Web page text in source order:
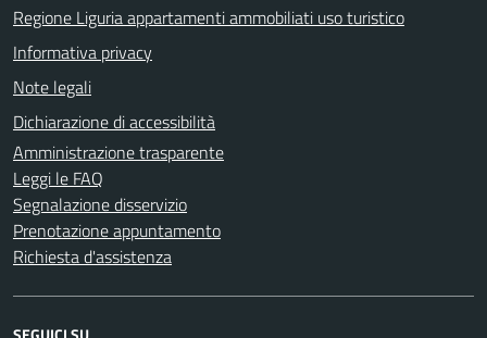
Regione Liguria appartamenti ammobiliati uso turistico
Informativa privacy
Note legali
Dichiarazione di accessibilità
Amministrazione trasparente
Leggi le FAQ
Segnalazione disservizio
Prenotazione appuntamento
Richiesta d'assistenza